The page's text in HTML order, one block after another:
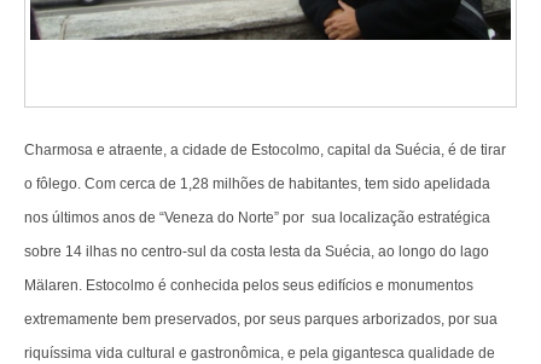
Charmosa e atraente, a cidade de Estocolmo, capital da Suécia, é de tirar
o fôlego. Com cerca de 1,28 milhões de habitantes, tem sido apelidada
nos últimos anos de “Veneza do Norte” por sua localização estratégica
sobre 14 ilhas no centro-sul da costa lesta da Suécia, ao longo do lago
Mälaren. Estocolmo é conhecida pelos seus edifícios e monumentos
extremamente bem preservados, por seus parques arborizados, por sua
riquíssima vida cultural e gastronômica, e pela gigantesca qualidade de